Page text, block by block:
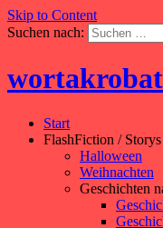
Skip to Content
Suchen nach:
Start
FlashFiction / Storys
Halloween
Weihnachten
Geschichten